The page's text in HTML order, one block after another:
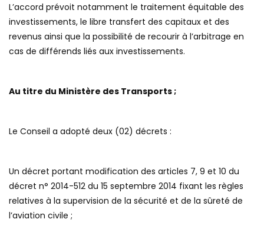
L’accord prévoit notamment le traitement équitable des
investissements, le libre transfert des capitaux et des
revenus ainsi que la possibilité de recourir à l’arbitrage en
cas de différends liés aux investissements.
Au titre du Ministère des Transports ;
Le Conseil a adopté deux (02) décrets :
Un décret portant modification des articles 7, 9 et 10 du
décret n° 2014-512 du 15 septembre 2014 fixant les règles
relatives à la supervision de la sécurité et de la sûreté de
l’aviation civile ;